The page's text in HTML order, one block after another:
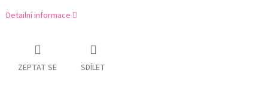
Detailní informace
ZEPTAT SE SDÍLET